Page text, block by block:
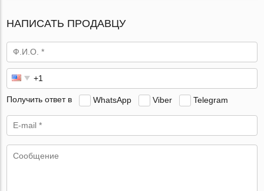
НАПИСАТЬ ПРОДАВЦУ
Получить ответ в WhatsApp Viber Telegram